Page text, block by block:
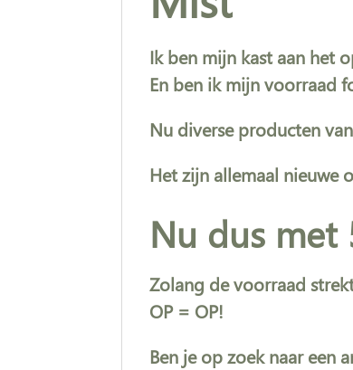
Ik ben mijn kast aan het
En ben ik mijn voorraad
Nu diverse producten
Het zijn allemaal nieuwe
Nu dus met
Zolang de voorraad
OP = OP!
Ben je op zoek naar een